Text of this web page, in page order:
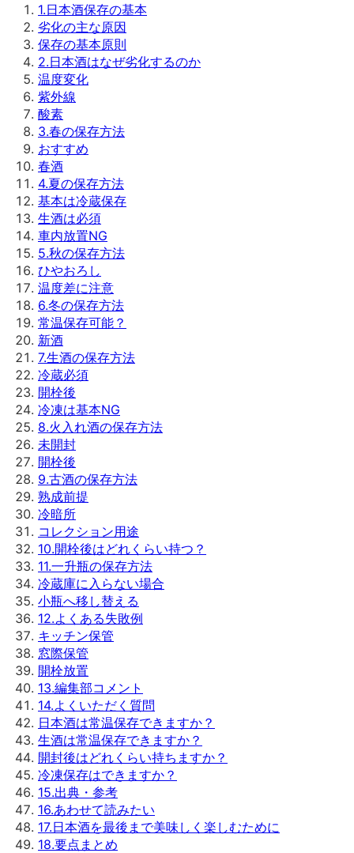
1.日本酒保存の基本
劣化の主な原因
保存の基本原則
2.日本酒はなぜ劣化するのか
温度変化
紫外線
酸素
3.春の保存方法
おすすめ
春酒
4.夏の保存方法
基本は冷蔵保存
生酒は必須
車内放置NG
5.秋の保存方法
ひやおろし
温度差に注意
6.冬の保存方法
常温保存可能？
新酒
7.生酒の保存方法
冷蔵必須
開栓後
冷凍は基本NG
8.火入れ酒の保存方法
未開封
開栓後
9.古酒の保存方法
熟成前提
冷暗所
コレクション用途
10.開栓後はどれくらい持つ？
11.一升瓶の保存方法
冷蔵庫に入らない場合
小瓶へ移し替える
12.よくある失敗例
キッチン保管
窓際保管
開栓放置
13.編集部コメント
14.よくいただく質問
日本酒は常温保存できますか？
生酒は常温保存できますか？
開封後はどれくらい持ちますか？
冷凍保存はできますか？
15.出典・参考
16.あわせて読みたい
17.日本酒を最後まで美味しく楽しむために
18.要点まとめ